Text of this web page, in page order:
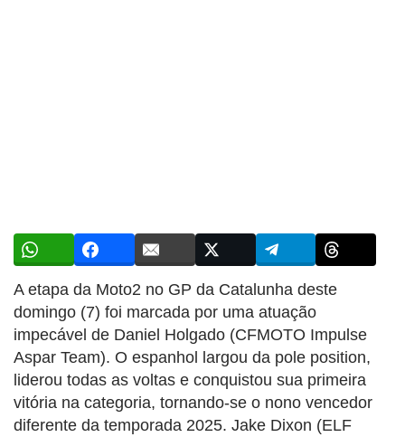
A etapa da Moto2 no GP da Catalunha deste
domingo (7) foi marcada por uma atuação
impecável de Daniel Holgado (CFMOTO Impulse
Aspar Team). O espanhol largou da pole position,
liderou todas as voltas e conquistou sua primeira
vitória na categoria, tornando-se o nono vencedor
diferente da temporada 2025. Jake Dixon (ELF